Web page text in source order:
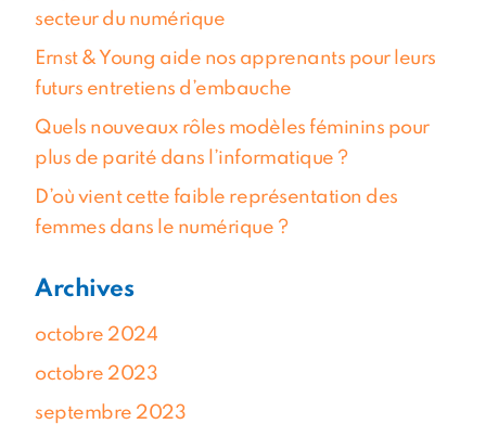
secteur du numérique
Ernst & Young aide nos apprenants pour leurs
futurs entretiens d’embauche
Quels nouveaux rôles modèles féminins pour
plus de parité dans l’informatique ?
D’où vient cette faible représentation des
femmes dans le numérique ?
Archives
octobre 2024
octobre 2023
septembre 2023